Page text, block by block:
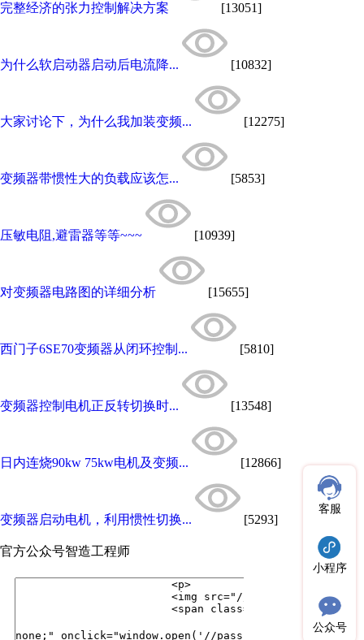
完整经济的张力控制解决方案 [13051]
为什么软启动器启动后电流降... [10832]
大家讨论下，为什么我加装变频... [12275]
变频器带惯性大的负载应该怎... [5853]
压敏电阻,避雷器等等~~~ [10939]
对变频器电路图的详细分析 [15655]
西门子6SE70变频器从闭环控制... [5810]
变频器控制电机正反转切换时... [13548]
日内连烧90kw 75kw电机及变频... [12866]
变频器启动电机，利用惯性切换... [5293]
官方公众号智造工程师
客服
小程序
公众号